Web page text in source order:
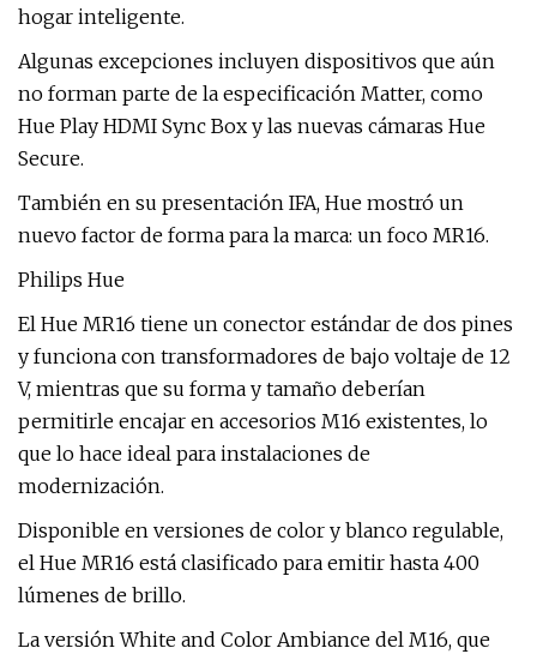
hogar inteligente.
Algunas excepciones incluyen dispositivos que aún
no forman parte de la especificación Matter, como
Hue Play HDMI Sync Box y las nuevas cámaras Hue
Secure.
También en su presentación IFA, Hue mostró un
nuevo factor de forma para la marca: un foco MR16.
Philips Hue
El Hue MR16 tiene un conector estándar de dos pines
y funciona con transformadores de bajo voltaje de 12
V, mientras que su forma y tamaño deberían
permitirle encajar en accesorios M16 existentes, lo
que lo hace ideal para instalaciones de
modernización.
Disponible en versiones de color y blanco regulable,
el Hue MR16 está clasificado para emitir hasta 400
lúmenes de brillo.
La versión White and Color Ambiance del M16, que